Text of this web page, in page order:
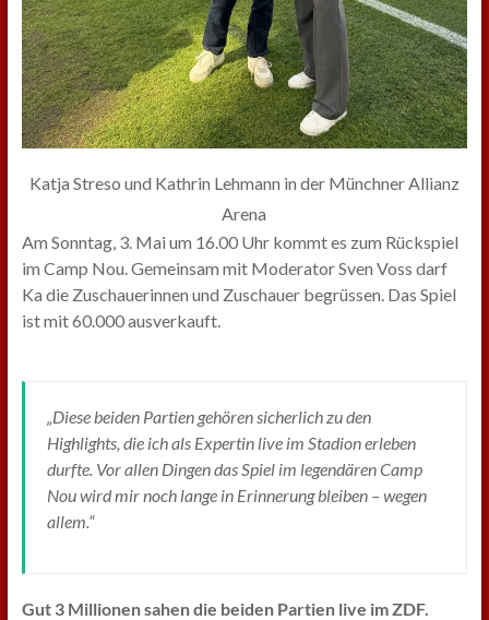
Katja Streso und Kathrin Lehmann in der Münchner Allianz
Arena
Am Sonntag, 3. Mai um 16.00 Uhr kommt es zum Rückspiel
im Camp Nou. Gemeinsam mit Moderator Sven Voss darf
Ka die Zuschauerinnen und Zuschauer begrüssen. Das Spiel
ist mit 60.000 ausverkauft.
„Diese beiden Partien gehören sicherlich zu den
Highlights, die ich als Expertin live im Stadion erleben
durfte. Vor allen Dingen das Spiel im legendären Camp
Nou wird mir noch lange in Erinnerung bleiben – wegen
allem.“
Gut 3 Millionen sahen die beiden Partien live im ZDF.